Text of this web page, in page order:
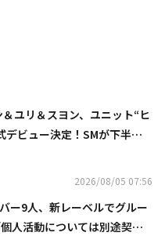
ユリ＆スヨン、ユニット“ヒ
デビュー決定！SMが下半期
2026/08/05 07:56
ー9人、新レーベルでグルー
人活動については別途契約